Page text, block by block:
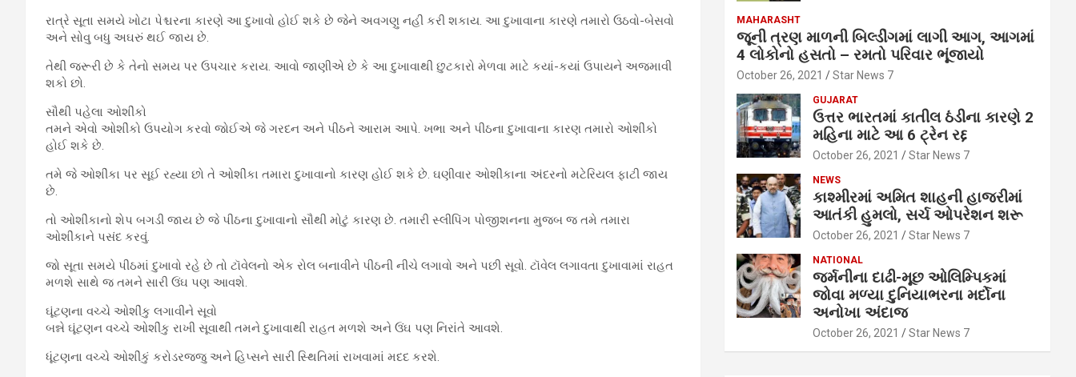
રાત્રે સૂતા સમયે ખોટા પેશ્ચરના કારણે આ દુખાવો હોઈ શકે છે જેને અવગણુ નહી કરી શકાય. આ દુખાવાના કારણે તમારો ઉઠવો-બેસવો
અને સોવુ બધુ અઘરું થઈ જાય છે.
તેથી જરૂરી છે કે તેનો સમય પર ઉપચાર કરાય. આવો જાણીએ છે કે આ દુખાવાથી છુટકારો મેળવા માટે કયાં-કયાં ઉપાયને અજમાવી
શકો છો.
સૌથી પહેલા ઓશીંકો
તમને એવો ઓશીંકો ઉપયોગ કરવો જોઈએ જે ગરદન અને પીઠને આરામ આપે. ખભા અને પીઠના દુખાવાના કારણ તમારો ઓશીંકો
હોઈ શકે છે.
તમે જે ઓશીંકા પર સૂઈ રહ્યા છો તે ઓશીંકા તમારા દુખાવાનો કારણ હોઈ શકે છે. ઘણીવાર ઓશીંકાના અંદરનો મટેરિયલ ફાટી જાય
છે.
તો ઓશીંકાનો શેપ બગડી જાય છે જે પીઠના દુખાવાનો સૌથી મોટું કારણ છે. તમારી સ્લીપિંગ પોજીશનના મુજબ જ તમે તમારા
ઓશીંકાને પસંદ કરવું.
જો સૂતા સમયે પીઠમાં દુખાવો રહે છે તો ટૉવેલનો એક રોલ બનાવીને પીઠની નીચે લગાવો અને પછી સૂવો. ટૉવેલ લગાવતા દુખાવામાં રાહત
મળશે સાથે જ તમને સારી ઉંઘ પણ આવશે.
ઘૂંટણના વચ્ચે ઓશીંકુ લગાવીને સૂવો
બન્ને ઘૂંટણન વચ્ચે ઓશીંકુ રાખી સૂવાથી તમને દુખાવાથી રાહત મળશે અને ઉંઘ પણ નિરાંતે આવશે.
ધૂંટણના વચ્ચે ઓશીંકું કરોડરજ્જુ અને હિપ્સને સારી સ્થિતિમાં રાખવામાં મદદ કરશે.
MAHARASHT
જૂની ત્રણ માળની બિલ્ડીંગમાં લાગી આગ, આગમાં
4 લોકોનો હસતો – રમતો પરિવાર ભૂંજાયો
October 26, 2021 Star News 7
GUJARAT
ઉત્તર ભારતમાં કાતીલ ઠંડીના કારણે 2
મહિના માટે આ 6 ટ્રેન રદ્દ
October 26, 2021 Star News 7
NEWS
કાશ્મીરમાં અમિત શાહની હાજરીમાં
આતંકી હુમલો, સર્ચ ઓપરેશન શરૂ
October 26, 2021 Star News 7
NATIONAL
જર્મનીના દાઢી-મૂછ ઓલિમ્પિકમાં
જોવા મળ્યા દુનિયાભરના મર્દોના
અનોખા અંદાજ
October 26, 2021 Star News 7